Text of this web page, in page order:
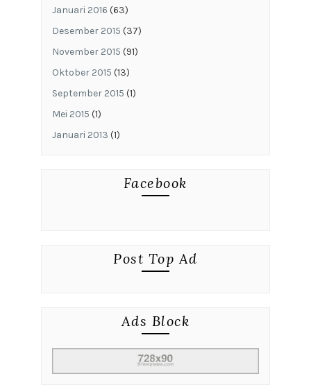
Januari 2016 (63)
Desember 2015 (37)
November 2015 (91)
Oktober 2015 (13)
September 2015 (1)
Mei 2015 (1)
Januari 2013 (1)
Facebook
Post Top Ad
Ads Block